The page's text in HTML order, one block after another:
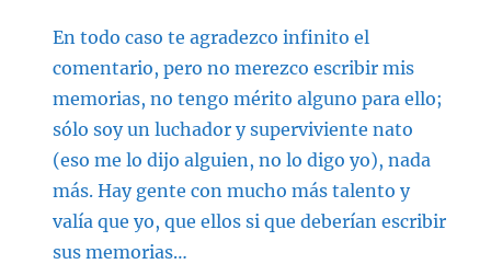
En todo caso te agradezco infinito el
comentario, pero no merezco escribir mis
memorias, no tengo mérito alguno para ello;
sólo soy un luchador y superviviente nato
(eso me lo dijo alguien, no lo digo yo), nada
más. Hay gente con mucho más talento y
valía que yo, que ellos si que deberían escribir
sus memorias…